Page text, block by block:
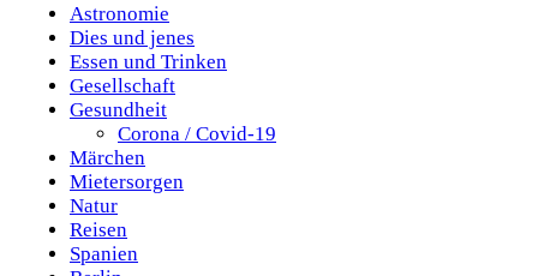
Astronomie
Dies und jenes
Essen und Trinken
Gesellschaft
Gesundheit
Corona / Covid-19
Märchen
Mietersorgen
Natur
Reisen
Spanien